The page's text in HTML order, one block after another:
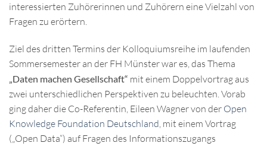
interessierten Zuhörerinnen und Zuhörern eine Vielzahl von
Fragen zu erörtern.
Ziel des dritten Termins der Kolloquiumsreihe im laufenden
Sommersemester an der FH Münster war es, das Thema
„Daten machen Gesellschaft“ mit einem Doppelvortrag aus
zwei unterschiedlichen Perspektiven zu beleuchten. Vorab
ging daher die Co-Referentin, Eileen Wagner von der Open
Knowledge Foundation Deutschland , mit einem Vortrag
(„Open Data“) auf Fragen des Informationszugangs